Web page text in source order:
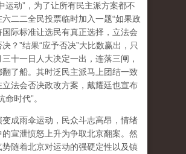
运动”，为了让所有民主派方案都不
二二全民投票临时加入一题“如果政
国际标准让选民有真正选择，立法会
？”结果“应予否决”大比数赢出，只
十一日人大决定一出，连落三闸，
翻了船。其时泛民主派马上团结一致
立法会否决政改方案，戴耀廷也宣布
命时代”。
变成雨伞运动，民众斗志高昂，情绪
的宣泄愤怒上升为争取北京翻案。然
势随着北京对运动的强硬定性以及镇